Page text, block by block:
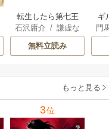
転生したら第七王
子だったので、気
ままに魔術を極め
ます
石沢庸介 /謙虚な
サークル /
無料立読み
ギ
門
もっと見る
3位